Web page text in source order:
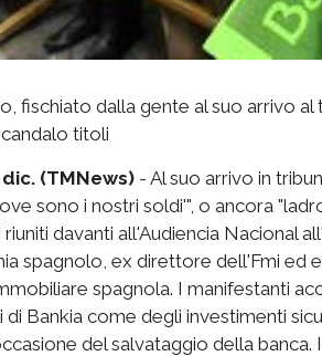
fischiato dalla gente al suo arrivo
titoli
(TMNews) - Al suo arrivo in
sono i nostri soldi'", o ancora
davanti all'Audiencia Nacional
spagnolo, ex direttore dell'Fmi ed
spagnola. I manifestanti
di Bankia come degli investimenti
del salvataggio della